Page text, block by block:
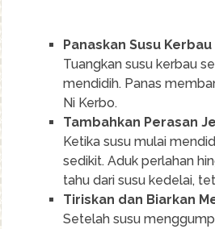
Panaskan Susu Kerbau
Tuangkan susu kerbau
mendidih. Panas
Ni Kerbo.
Tambahkan Perasan
Ketika susu mulai
sedikit. Aduk perlahan
tahu dari susu kedelai,
Tiriskan dan Biarkan
Setelah susu